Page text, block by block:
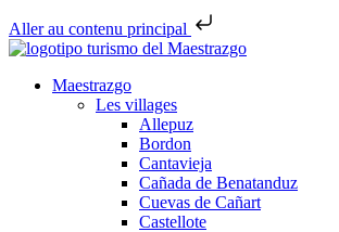
Aller au contenu principal
Maestrazgo
Les villages
Allepuz
Bordon
Cantavieja
Cañada de Benatanduz
Cuevas de Cañart
Castellote